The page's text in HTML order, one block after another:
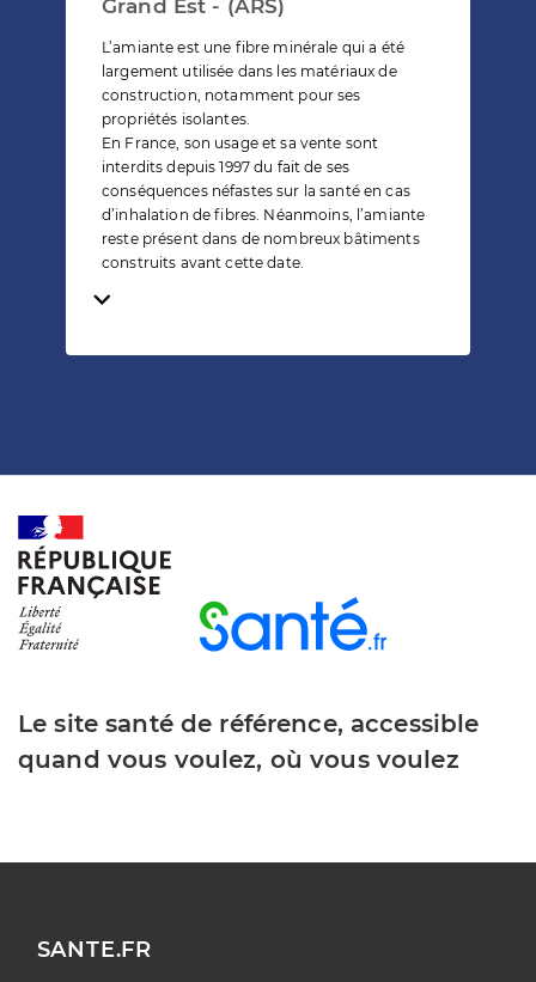
Grand Est - (ARS)
L’amiante est une fibre minérale qui a été
largement utilisée dans les matériaux de
construction, notamment pour ses
propriétés isolantes.
En France, son usage et sa vente sont
interdits depuis 1997 du fait de ses
conséquences néfastes sur la santé en cas
d’inhalation de fibres. Néanmoins, l’amiante
reste présent dans de nombreux bâtiments
construits avant cette date.
Temps de lecture
Le site santé de référence, accessible
quand vous voulez, où vous voulez
SANTE.FR